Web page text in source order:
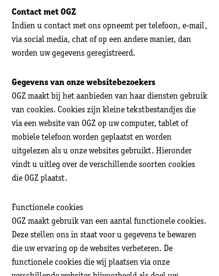
Contact met OGZ
Indien u contact met ons opneemt per telefoon, e-mail,
via social media, chat of op een andere manier, dan
worden uw gegevens geregistreerd.
Gegevens van onze websitebezoekers
OGZ maakt bij het aanbieden van haar diensten gebruik
van cookies. Cookies zijn kleine tekstbestandjes die
via een website van OGZ op uw computer, tablet of
mobiele telefoon worden geplaatst en worden
uitgelezen als u onze websites gebruikt. Hieronder
vindt u uitleg over de verschillende soorten cookies
die OGZ plaatst.
Functionele cookies
OGZ maakt gebruik van een aantal functionele cookies.
Deze stellen ons in staat voor u gegevens te bewaren
die uw ervaring op de websites verbeteren. De
functionele cookies die wij plaatsen via onze